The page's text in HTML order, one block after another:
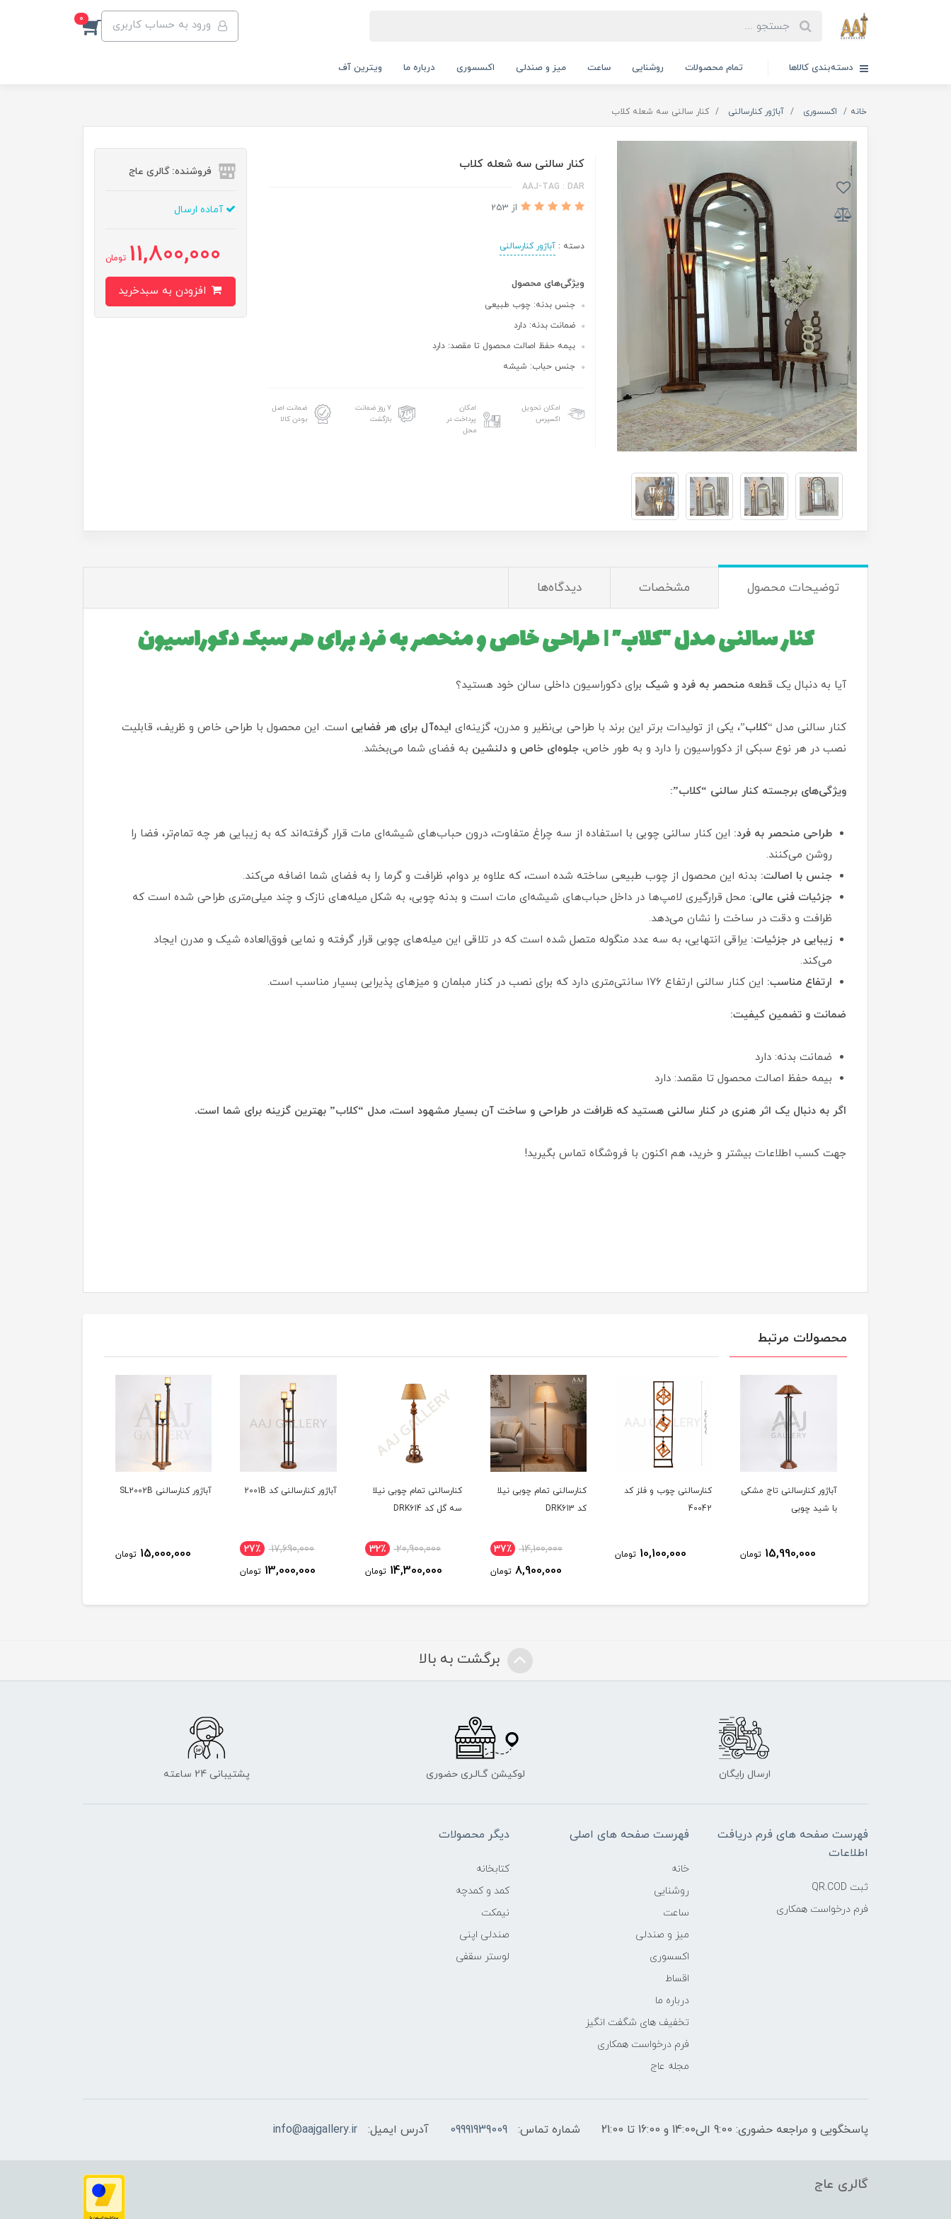
ورود به حساب کاربری 0
دسته‌بندی کالاها تمام محصولات روشنایی ساعت میز و صندلی اکسسوری درباره ما ویترین آف
خانه اکسسوری آباژور کنارسالنی کنار سالنی سه شعله کلاب
کنار سالنی سه شعله کلاب
AAJ-TAG : DAR
از 253
دسته :آباژور کنارسالنی
ویژگی‌های محصول
جنس بدنه: چوب طبیعی
ضمانت بدنه: دارد
بیمه حفظ اصالت محصول تا مقصد: دارد
جنس حباب: شیشه
امکان تحویل
اکسپرس
امکان
پرداخت در
محل
۷ روز ضمانت
بازگشت
ضمانت اصل
بودن کالا
فروشنده: گالری عاج
آماده ارسال
11,800,000 تومان
توضیحات محصول مشخصات دیدگاه‌ها
کنار سالنی مدل “کلاب” | طراحی خاص و منحصر به فرد برای هر سبک دکوراسیون
آیا به دنبال یک قطعه منحصر به فرد و شیک برای دکوراسیون داخلی سالن خود هستید؟
کنار سالنی مدل “کلاب”، یکی از تولیدات برتر این برند با طراحی بی‌نظیر و مدرن، گزینه‌ای ایده‌آل برای هر فضایی است. این محصول با طراحی خاص و ظریف، قابلیت
نصب در هر نوع سبکی از دکوراسیون را دارد و به طور خاص، جلوه‌ای خاص و دلنشین به فضای شما می‌بخشد.
ویژگی‌های برجسته کنار سالنی “کلاب”:
طراحی منحصر به فرد: این کنار سالنی چوبی با استفاده از سه چراغ متفاوت، درون حباب‌های شیشه‌ای مات قرار گرفته‌اند که به زیبایی هر چه تمام‌تر، فضا را
روشن می‌کنند.
جنس با اصالت: بدنه این محصول از چوب طبیعی ساخته شده است، که علاوه بر دوام، ظرافت و گرما را به فضای شما اضافه می‌کند.
جزئیات فنی عالی: محل قرارگیری لامپ‌ها در داخل حباب‌های شیشه‌ای مات است و بدنه چوبی، به شکل میله‌های نازک و چند میلی‌متری طراحی شده است که
ظرافت و دقت در ساخت را نشان می‌دهد.
زیبایی در جزئیات: یراقی انتهایی، به سه عدد منگوله متصل شده است که در تلاقی این میله‌های چوبی قرار گرفته و نمایی فوق‌العاده شیک و مدرن ایجاد
می‌کند.
ارتفاع مناسب: این کنار سالنی ارتفاع ۱۷۶ سانتی‌متری دارد که برای نصب در کنار مبلمان و میزهای پذیرایی بسیار مناسب است.
ضمانت و تضمین کیفیت:
ضمانت بدنه: دارد
بیمه حفظ اصالت محصول تا مقصد: دارد
اگر به دنبال یک اثر هنری در کنار سالنی هستید که ظرافت در طراحی و ساخت آن بسیار مشهود است، مدل “کلاب” بهترین گزینه برای شما است.
جهت کسب اطلاعات بیشتر و خرید، هم اکنون با فروشگاه تماس بگیرید!
محصولات مرتبط
آباژور کنارسالنی تاج مشکی
با شید چوبی
15,990,000 تومان
کنارسالنی چوب و فلز کد
40042
10,100,000 تومان
کنارسالنی تمام چوبی نیلا
کد DRK613
14,100,000 37٪
8,900,000 تومان
کنارسالنی تمام چوبی نیلا
سه گل کد DRK614
20,900,000 32٪
14,300,000 تومان
آباژور کنارسالنی کد 2001B
17,690,000 27٪
13,000,000 تومان
آباژور کنارسالنی SL2002B
15,000,000 تومان
برگشت به بالا
ارسال رایگان لوکیشن گـالـری حضوری پشتیبانی 24 ساعته
فهرست صفحه های فرم دریافت
اطلاعات
ثبت QR.COD
فرم درخواست همکاری
فهرست صفحه های اصلی
خانه
روشنایی
ساعت
میز و صندلی
اکسسوری
اقساط
درباره ما
تخفیف های شگفت انگیز
فرم درخواست همکاری
مجله عاج
دیگر محصولات
کتابخانه
کمد و کمدچه
نیمکت
صندلی اپنی
لوستر سقفی
پاسخگویی و مراجعه حضوری: 9:00 الی14:00 و 16:00 تا 21:00 شماره تماس: 09991939009 آدرس ایمیل: info@aajgallery.ir
گالری عاج